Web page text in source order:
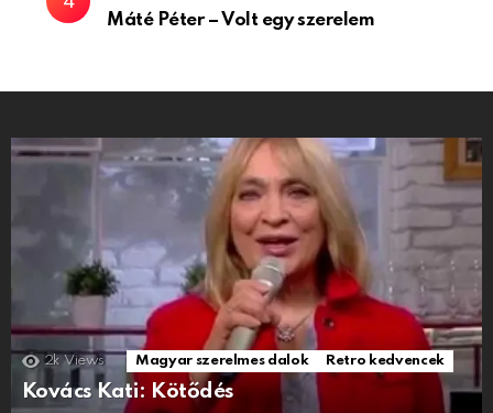
Máté Péter – Volt egy szerelem
2k Views Magyar szerelmes dalok Retro kedvencek
Kovács Kati: Kötődés